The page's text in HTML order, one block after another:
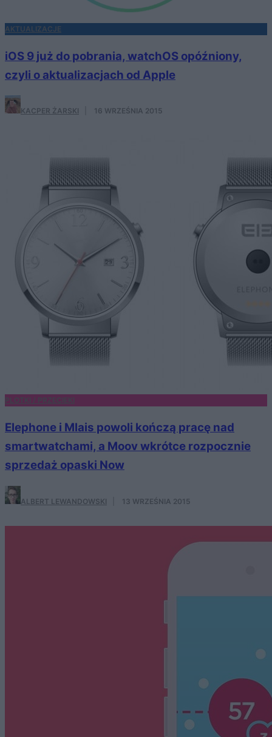
AKTUALIZACJE
iOS 9 już do pobrania, watchOS opóźniony,
czyli o aktualizacjach od Apple
KACPER ŻARSKI 16 WRZEŚNIA 2015
PLOTKI / PRZECIEKI
Elephone i Mlais powoli kończą pracę nad
smartwatchami, a Moov wkrótce rozpocznie
sprzedaż opaski Now
ALBERT LEWANDOWSKI 13 WRZEŚNIA 2015